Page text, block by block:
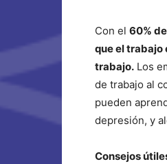
Con el 60%
que el trabajo
trabajo. Los
de trabajo al
pueden
depresión, y
Consejos